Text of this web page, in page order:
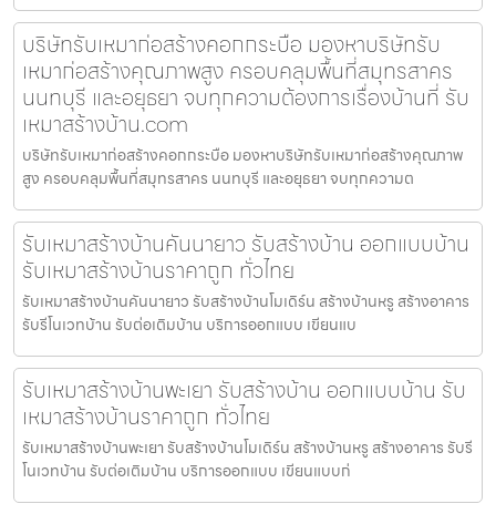
บริษัทรับเหมาก่อสร้างคอกกระบือ มองหาบริษัทรับ
เหมาก่อสร้างคุณภาพสูง ครอบคลุมพื้นที่สมุทรสาคร
นนทบุรี และอยุธยา จบทุกความต้องการเรื่องบ้านที่ รับ
เหมาสร้างบ้าน.com
บริษัทรับเหมาก่อสร้างคอกกระบือ มองหาบริษัทรับเหมาก่อสร้างคุณภาพ
สูง ครอบคลุมพื้นที่สมุทรสาคร นนทบุรี และอยุธยา จบทุกความต
รับเหมาสร้างบ้านคันนายาว รับสร้างบ้าน ออกแบบบ้าน
รับเหมาสร้างบ้านราคาถูก ทั่วไทย
รับเหมาสร้างบ้านคันนายาว รับสร้างบ้านโมเดิร์น สร้างบ้านหรู สร้างอาคาร
รับรีโนเวทบ้าน รับต่อเติมบ้าน บริการออกแบบ เขียนแบ
รับเหมาสร้างบ้านพะเยา รับสร้างบ้าน ออกแบบบ้าน รับ
เหมาสร้างบ้านราคาถูก ทั่วไทย
รับเหมาสร้างบ้านพะเยา รับสร้างบ้านโมเดิร์น สร้างบ้านหรู สร้างอาคาร รับรี
โนเวทบ้าน รับต่อเติมบ้าน บริการออกแบบ เขียนแบบก่